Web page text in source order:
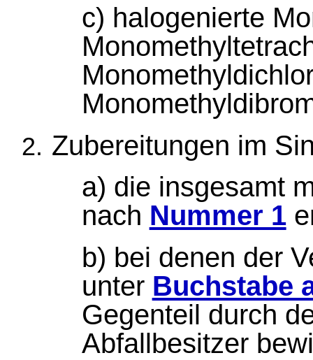
c) halogenierte
Zubereitungen im
a) die insgesamt
nach Nummer 1
b) bei denen der
unter Buchstabe
Gegenteil durch
Abfallbesitzer